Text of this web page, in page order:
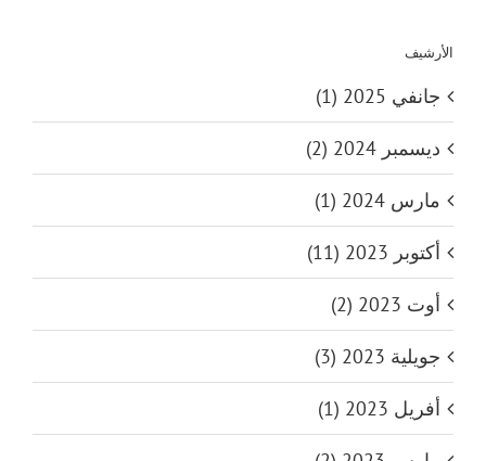
الأرشيف
جانفي 2025 (1)
ديسمبر 2024 (2)
مارس 2024 (1)
أكتوبر 2023 (11)
أوت 2023 (2)
جويلية 2023 (3)
أفريل 2023 (1)